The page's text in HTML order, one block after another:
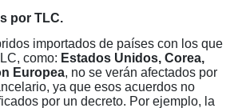
por TLC.
importados de países con los que
como: Estados Unidos, Corea,
Europea, no se verán afectados por
ya que esos acuerdos no
por un decreto. Por ejemplo, la